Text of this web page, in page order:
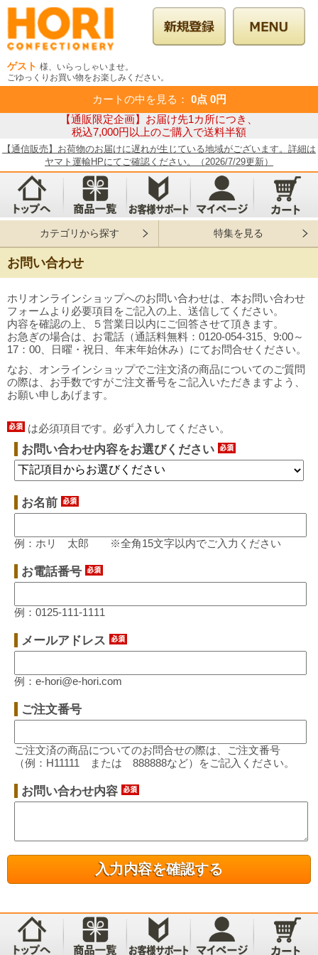
ゲスト 様、いらっしゃいませ。
ごゆっくりお買い物をお楽しみください。
カートの中を見る ： 0点 0円
【通販限定企画】お届け先1カ所につき、
税込7,000円以上のご購入で送料半額
【通信販売】お荷物のお届けに遅れが生じている地域がございます。詳細は
ヤマト運輸HPにてご確認ください。（2026/7/29更新）
カテゴリから探す 特集を見る
お問い合わせ
ホリオンラインショップへのお問い合わせは、本お問い合わせ
フォームより必要項目をご記入の上、送信してください。
内容を確認の上、５営業日以内にご回答させて頂きます。
お急ぎの場合は、お電話（通話料無料： 0120-054-315 、9:00～
17：00、日曜・祝日、年末年始休み）にてお問合せください。
なお、オンラインショップでご注文済の商品についてのご質問
の際は、お手数ですがご注文番号をご記入いただきますよう、
お願い申しあげます。
は必須項目です。必ず入力してください。
お問い合わせ内容をお選びください
お名前
例：ホリ 太郎 ※全角15文字以内でご入力ください
お電話番号
例：0125-111-1111
メールアドレス
例：e-hori@e-hori.com
ご注文番号
ご注文済の商品についてのお問合せの際は、ご注文番号
（例：H11111 または 888888など）をご記入ください。
お問い合わせ内容